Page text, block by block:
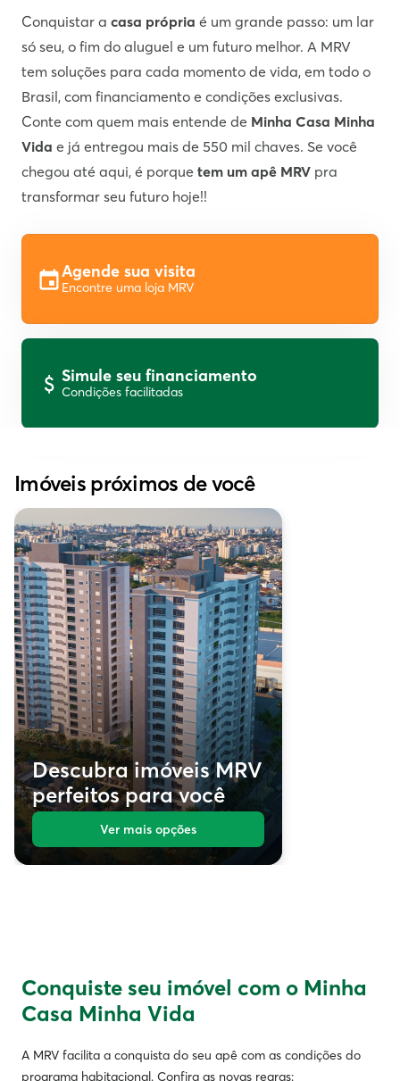
Conquistar a casa própria é um grande passo: um lar
só seu, o fim do aluguel e um futuro melhor. A MRV
tem soluções para cada momento de vida, em todo o
Brasil, com financiamento e condições exclusivas.
Conte com quem mais entende de Minha Casa Minha
Vida e já entregou mais de 550 mil chaves. Se você
chegou até aqui, é porque tem um apê MRV pra
transformar seu futuro hoje!!
Agende sua visita
Encontre uma loja MRV
Simule seu financiamento
Condições facilitadas
Imóveis próximos de você
Descubra imóveis MRV
perfeitos para você
Ver mais opções
Conquiste seu imóvel com o Minha
Casa Minha Vida
A MRV facilita a conquista do seu apê com as condições do
programa habitacional. Confira as novas regras: